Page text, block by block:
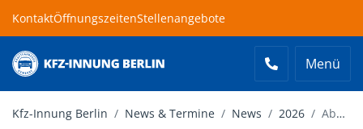
KontaktÖffnungszeitenStellenangebote
Kfz-Innung Berlin
Menü
Kfz-Innung Berlin News & Termine News 2026 Abendlehrgang zur Vorbereitung auf die Meisterprüfung im Kfz-Techniker-Handwerk